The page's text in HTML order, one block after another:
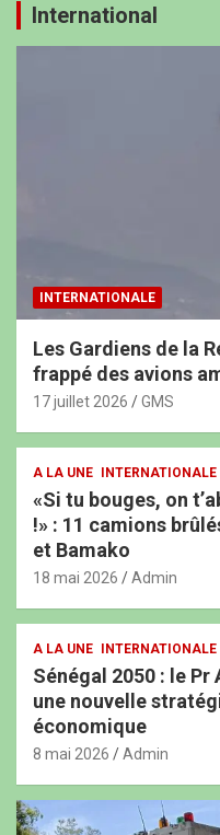
International
INTERNATIONALE
Les Gardiens de la
frappé des avions
17 juillet 2026 GMS
A LA UNE INTERNATIONALE
«Si tu bouges, on
!» : 11 camions
et Bamako
18 mai 2026 Admin
A LA UNE INTERNATIONALE
Sénégal 2050 : le
une nouvelle
économique
8 mai 2026 Admin